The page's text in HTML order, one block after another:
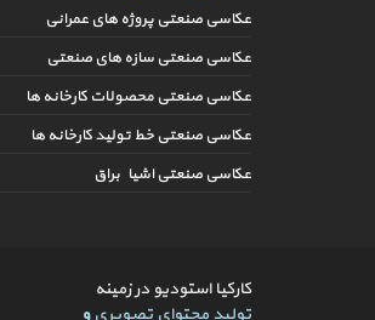
عکاسی صنعتی پروژه های عمرانی
عکاسی صنعتی سازه های صنعتی
عکاسی صنعتی محصولات کارخانه ها
عکاسی صنعتی خط تولید کارخانه ها
عکاسی صنعتی اشیاء براق
کارکیا استودیو در زمینه
تولید محتوای تصویریو